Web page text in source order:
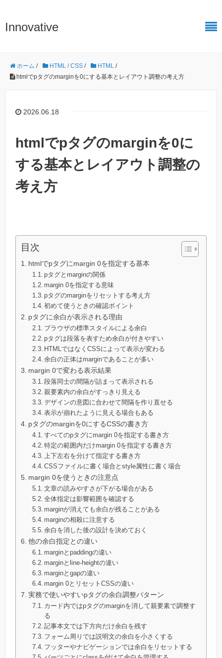
Innovative
ホーム / HTML / CSS / HTML /
htmlでpタグのmarginを0にする基本とレイアウト調整の考え方
2026.06.18
htmlでpタグのmarginを0に
する基本とレイアウト調整の
考え方
目次
htmlでpタグにmargin 0を指定する基本
pタグとmarginの関係
margin 0を指定する意味
pタグのmarginをリセットする考え方
初めて使うときの確認ポイント
pタグに余白が表示される理由
ブラウザの標準スタイルによる余白
pタグは段落を表すため余白が付きやすい
HTMLではなくCSSによって表示が変わる
余白の正体はmarginであることが多い
margin 0で変わる表示結果
段落同士の間隔が詰まって表示される
親要素内の余白がすっきり見える
デザインの意図に合わせて間隔を作り直せる
表示が崩れたように見える場合もある
pタグのmarginを0にするCSSの書き方
すべてのpタグにmargin 0を指定する書き方
特定の範囲内だけmargin 0を指定する書き方
上下左右を分けて指定する書き方
CSSファイルに書く場合とstyle属性に書く場合
margin 0を使うときの注意点
文章の読みやすさが下がる場合がある
全体指定は影響範囲を確認する
marginが消えても余白が残ることがある
marginの相殺に注意する
余白を消した後の設計を決めておく
他の余白指定との違い
marginとpaddingの違い
marginとline-heightの違い
marginとgapの違い
margin 0とリセットCSSの違い
実務で使いやすいpタグの余白調整パターン
カード内ではpタグのmarginを消して親要素で調整す
る
記事本文では下方向だけ余白を残す
フォーム周りでは説明文の余白を小さくする
フッターやナビゲーションでは余白をリセットする